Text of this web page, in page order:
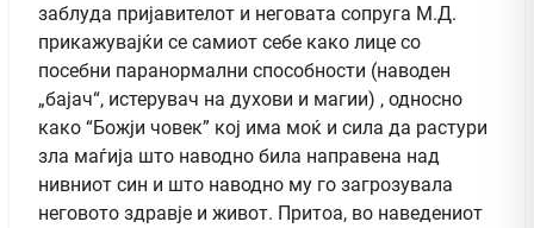
заблуда пријавителот и неговата сопруга М.Д.
прикажувајќи се самиот себе како лице со
посебни паранормални способности (наводен
„бајач“, истерувач на духови и магии) , односно
како “Божји човек” кој има моќ и сила да растури
зла маѓија што наводно била направена над
нивниот син и што наводно му го загрозувала
неговото здравје и живот. Притоа, во наведениот